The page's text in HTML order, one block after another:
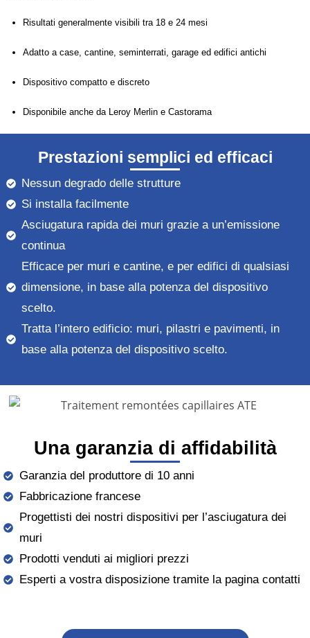
Risultati generalmente visibili tra 18 e 24 mesi
Adatto a case, cantine, seminterrati, garage ed edifici antichi
Dispositivo compatto e discreto
Disponibile anche da Leroy Merlin e Castorama
Prestazioni semplici ed efficaci
Nessun degrado delle strutture
Si installa facilmente
Asciugatura rapida dei muri grazie a un’emissione
continua
Efficace per muri e cantine, e per edifici di qualsiasi
dimensione, in base alla potenza del dispositivo
scelto.
Tratta l’intero edificio: muri, pilastri e pavimenti, in
base alla potenza del dispositivo scelto.
Una garanzia di affidabilità
Garanzia del produttore di 10 anni
Fabbricazione francese
Progettisti dei nostri dispositivi per l’asciugatura dei
muri
Prodotti venduti ai migliori prezzi
Esperti a vostra disposizione tramite la pagina contatti